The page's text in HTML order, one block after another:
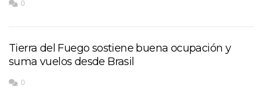
0
Tierra del Fuego sostiene buena ocupación y
suma vuelos desde Brasil
0